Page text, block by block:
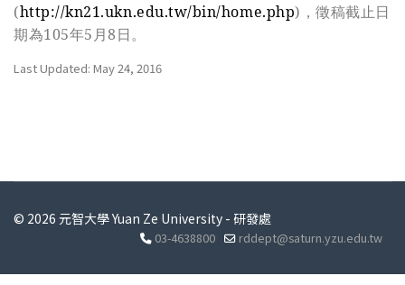
(http://kn21.ukn.edu.tw/bin/home.php) ，徵稿截止日
期為105年5月8日。
Last Updated: May 24, 2016
© 2026 元智大學 Yuan Ze University - 研發處
03-4638800 rddept@saturn.yzu.edu.tw